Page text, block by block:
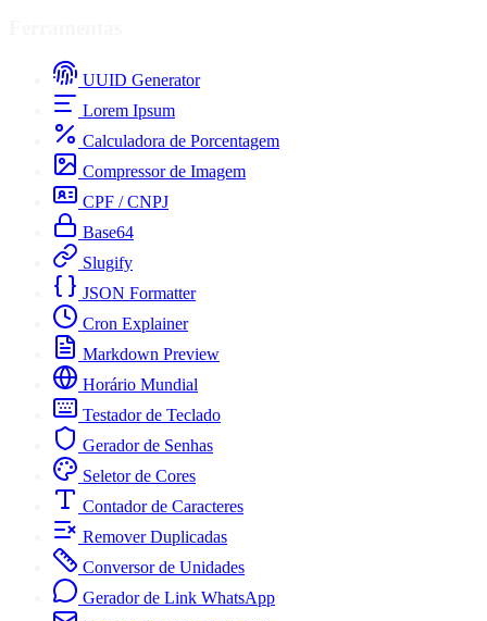
UUID Generator
Lorem Ipsum
Calculadora de Porcentagem
Compressor de Imagem
CPF / CNPJ
Base64
Slugify
JSON Formatter
Cron Explainer
Markdown Preview
Horário Mundial
Testador de Teclado
Gerador de Senhas
Seletor de Cores
Contador de Caracteres
Remover Duplicadas
Conversor de Unidades
Gerador de Link WhatsApp